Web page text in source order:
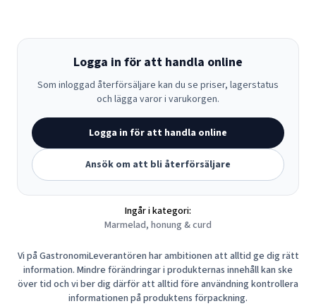
Logga in för att handla online
Som inloggad återförsäljare kan du se priser, lagerstatus
och lägga varor i varukorgen.
Logga in för att handla online
Ansök om att bli återförsäljare
Ingår i kategori:
Marmelad, honung & curd
Vi på GastronomiLeverantören har ambitionen att alltid ge dig rätt
information. Mindre förändringar i produkternas innehåll kan ske
över tid och vi ber dig därför att alltid före användning kontrollera
informationen på produktens förpackning.